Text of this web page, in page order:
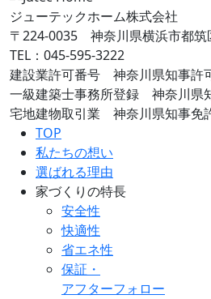
ジューテックホーム株式会社
〒224-0035 神奈川県横浜市都筑
TEL：045-595-3222
建設業許可番号 神奈川県知事許
一級建築士事務所登録 神奈川県
宅地建物取引業 神奈川県知事免
TOP
私たちの想い
選ばれる理由
家づくりの特長
安全性
快適性
省エネ性
保証・
アフターフォロー